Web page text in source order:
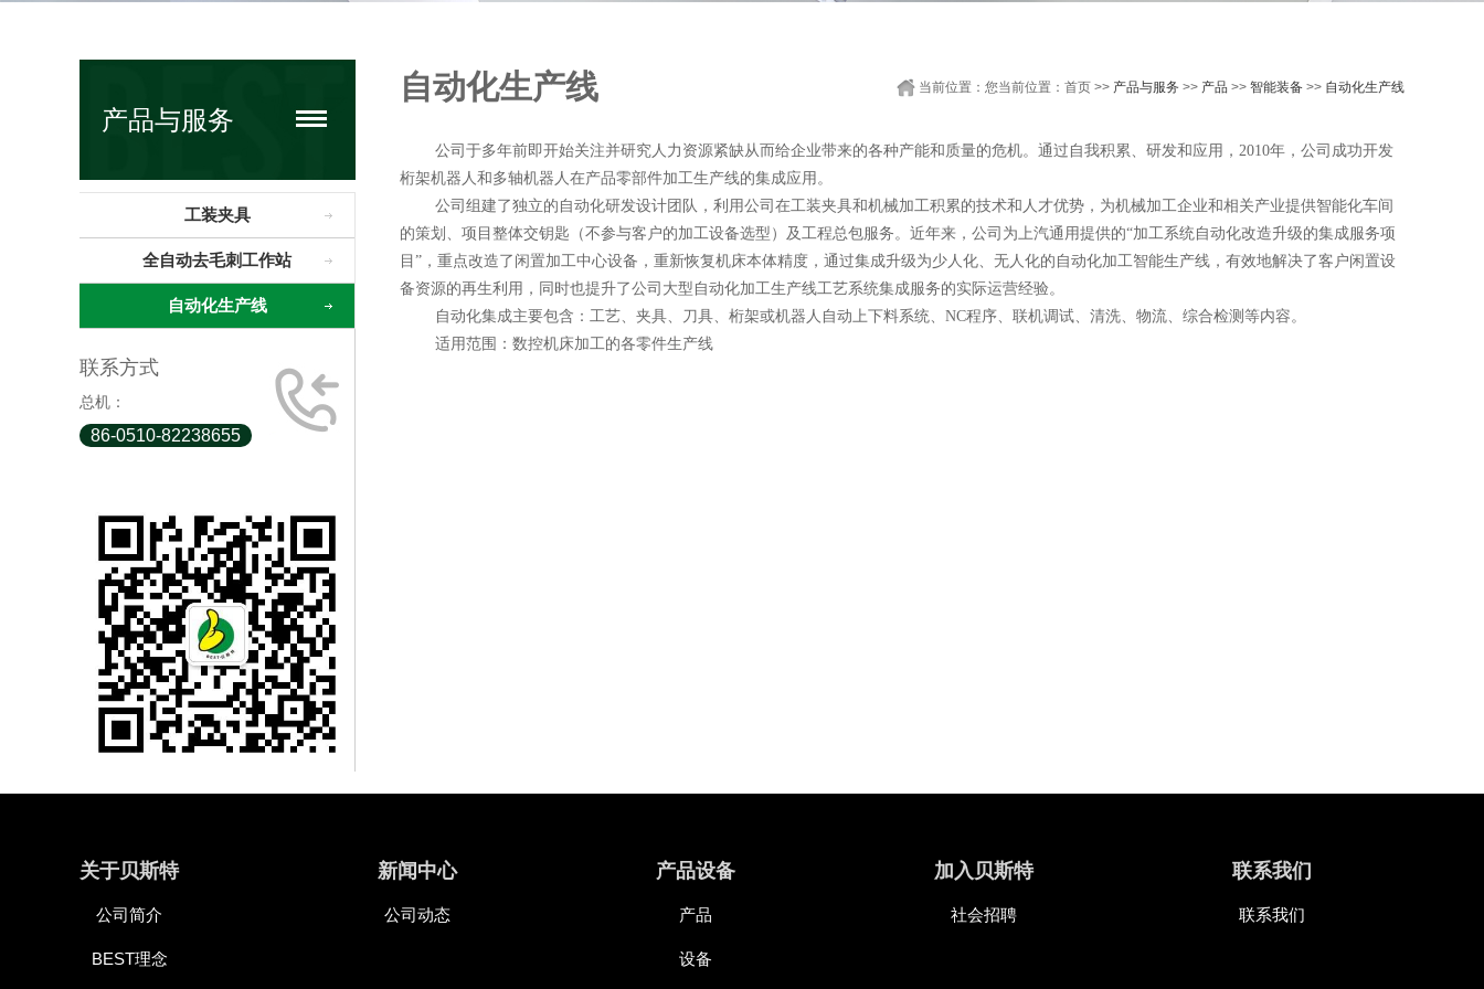
产品与服务
工装夹具
全自动去毛刺工作站
自动化生产线
联系方式
总机：
86-0510-82238655
自动化生产线 当前位置：您当前位置：首页 >> 产品与服务 >> 产品 >> 智能装备 >> 自动化生产线
公司于多年前即开始关注并研究人力资源紧缺从而给企业带来的各种产能和质量的危机。通过自我积累、研发和应用，2010年，公司成功开发
桁架机器人和多轴机器人在产品零部件加工生产线的集成应用。
公司组建了独立的自动化研发设计团队，利用公司在工装夹具和机械加工积累的技术和人才优势，为机械加工企业和相关产业提供智能化车间
的策划、项目整体交钥匙（不参与客户的加工设备选型）及工程总包服务。近年来，公司为上汽通用提供的“加工系统自动化改造升级的集成服务项
目”，重点改造了闲置加工中心设备，重新恢复机床本体精度，通过集成升级为少人化、无人化的自动化加工智能生产线，有效地解决了客户闲置设
备资源的再生利用，同时也提升了公司大型自动化加工生产线工艺系统集成服务的实际运营经验。
自动化集成主要包含：工艺、夹具、刀具、桁架或机器人自动上下料系统、NC程序、联机调试、清洗、物流、综合检测等内容。
适用范围：数控机床加工的各零件生产线
关于贝斯特
公司简介
BEST理念
新闻中心
公司动态
产品设备
产品
设备
加入贝斯特
社会招聘
联系我们
联系我们